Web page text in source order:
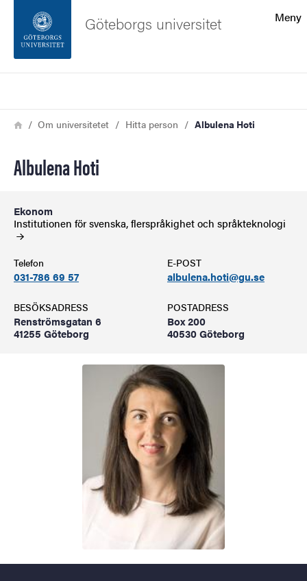
Sidfoten
Meny
Göteborgs universitet
Länkstig
HemOm universitetet Hitta person Albulena Hoti
Albulena Hoti
Ekonom
Institutionen för svenska, flerspråkighet och språkteknologi
Telefon
031-786 69 57
E-POST
albulena.hoti@gu.se
BESÖKSADRESS
Renströmsgatan 6
41255 Göteborg
POSTADRESS
Box 200
40530 Göteborg